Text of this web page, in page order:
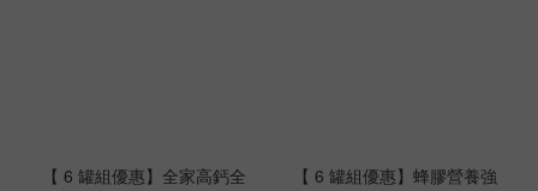
【 6 罐組優惠】全家高鈣全
【 6 罐組優惠】蜂膠營養強